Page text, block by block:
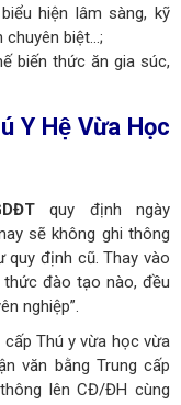
hiện lâm sàng, kỹ
chuyên biệt…;
biến thức ăn gia súc,
Y Hệ Vừa Học
quy định ngày
sẽ không ghi thông
định cũ. Thay vào
đào tạo nào, đều
nghiệp”.
Thú y vừa học vừa
văn bằng Trung cấp
lên CĐ/ĐH cùng